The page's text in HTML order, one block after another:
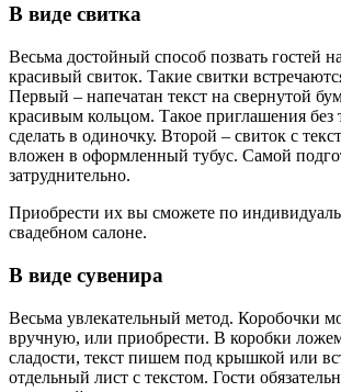
В виде свитка
Весьма достойный способ позвать гостей
красивый свиток. Такие свитки
Первый – напечатан текст на свернутой
красивым кольцом. Такое приглашения без
сделать в одиночку. Второй – свиток с
вложен в оформленный тубус. Самой
затруднительно.
Приобрести их вы сможете по
свадебном салоне.
В виде сувенира
Весьма увлекательный метод. Коробочки
вручную, или приобрести. В коробки
сладости, текст пишем под крышкой или
отдельный лист с текстом. Гости